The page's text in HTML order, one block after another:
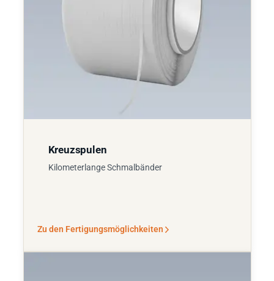
Kreuzspulen
Kilometerlange Schmalbänder
Zu den Fertigungsmöglichkeiten